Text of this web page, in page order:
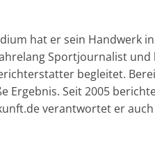
hat er sein Handwerk
Sportjournalist und
begleitet.
Ergebnis. Seit 2005
verantwortet er